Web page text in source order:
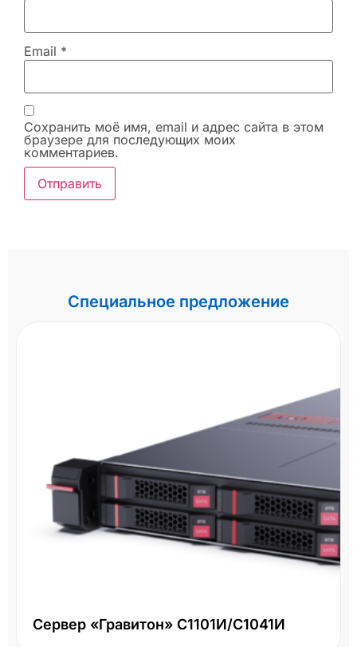
Email *
Сохранить моё имя, email и адрес сайта в этом
браузере для последующих моих
комментариев.
Специальное предложение
Сервер «Гравитон» С1101И/С1041И